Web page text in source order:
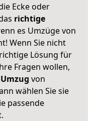
Ecke oder
richtige
es Umzüge von
Wenn Sie nicht
Lösung für
Fragen wollen,
von
wählen Sie sie
passende